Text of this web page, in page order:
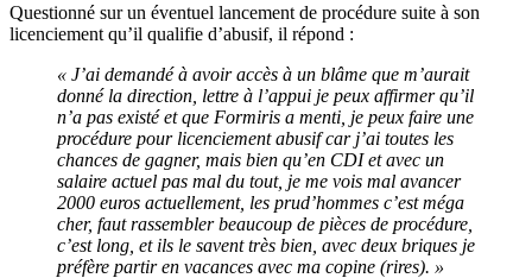
Questionné sur un éventuel lancement de procédure suite à son
licenciement qu’il qualifie d’abusif, il répond :
« J’ai demandé à avoir accès à un blâme que m’aurait
donné la direction, lettre à l’appui je peux affirmer qu’il
n’a pas existé et que Formiris a menti, je peux faire une
procédure pour licenciement abusif car j’ai toutes les
chances de gagner, mais bien qu’en CDI et avec un
salaire actuel pas mal du tout, je me vois mal avancer
2000 euros actuellement, les prud’hommes c’est méga
cher, faut rassembler beaucoup de pièces de procédure,
c’est long, et ils le savent très bien, avec deux briques je
préfère partir en vacances avec ma copine (rires). »